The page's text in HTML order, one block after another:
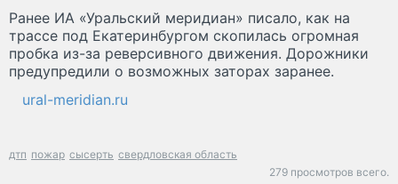
Ранее ИА «Уральский меридиан» писало, как на
трассе под Екатеринбургом скопилась огромная
пробка из-за реверсивного движения. Дорожники
предупредили о возможных заторах заранее.
ural-meridian.ru
дтп пожар сысерть свердловская область
279 просмотров всего.